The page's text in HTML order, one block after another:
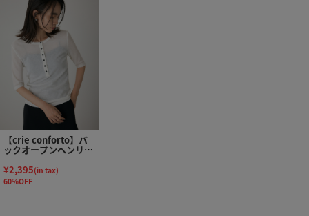
【crie conforto】バ
ックオープンヘンリー
ネックTシャツ
¥2,395(in tax)
60%OFF